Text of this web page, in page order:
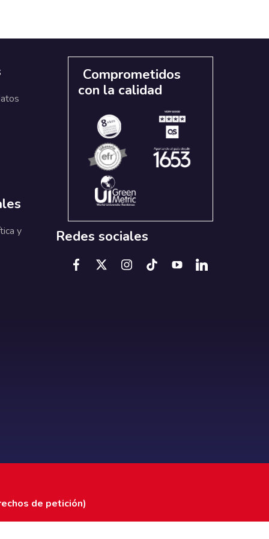
y
Comprometidos
con la calidad
Redes sociales
de petición)